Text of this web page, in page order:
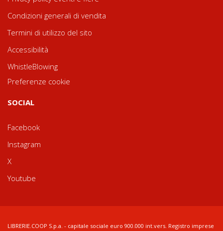
Condizioni generali di vendita
Termini di utilizzo del sito
Accessibilità
WhistleBlowing
Preferenze cookie
SOCIAL
Facebook
Instagram
X
Youtube
LIBRERIE.COOP S.p.a. - capitale sociale euro 900.000 int.vers. Registro imprese